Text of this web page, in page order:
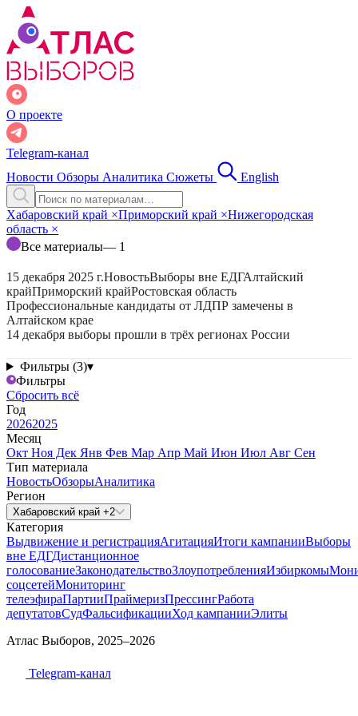
О проекте
Telegram-канал
Новости Обзоры Аналитика Сюжеты English
Хабаровский край ×Приморский край ×Нижегородская
область ×
Все материалы— 1
15 декабря 2025 г.НовостьВыборы вне ЕДГАлтайский
крайПриморский крайРостовская область
Профессиональные кандидаты от ЛДПР замечены в
Алтайском крае
14 декабря выборы прошли в трёх регионах России
Фильтры (3)▾
Фильтры
Сбросить всё
Год
20262025
Месяц
Окт Ноя Дек Янв Фев Мар Апр Май Июн Июл Авг Сен
Тип материала
НовостьОбзорыАналитика
Регион
Хабаровский край +2
Категория
Выдвижение и регистрацияАгитацияИтоги кампанииВыборы
вне ЕДГДистанционное
голосованиеЗаконодательствоЗлоупотребленияИзбиркомы
соцсетейМониторинг
телеэфираПартииПраймеризПрессингРабота
депутатовСудФальсификацииХод кампанииЭлиты
Атлас Выборов, 2025–2026
Telegram-канал